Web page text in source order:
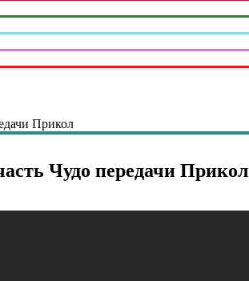
Прикол
Чудо передачи Прикол